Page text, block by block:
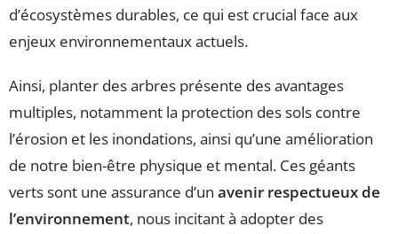
d’écosystèmes durables, ce qui est crucial face aux
enjeux environnementaux actuels.
Ainsi, planter des arbres présente des avantages
multiples, notamment la protection des sols contre
l’érosion et les inondations, ainsi qu’une amélioration
de notre bien-être physique et mental. Ces géants
verts sont une assurance d’un avenir respectueux de
l’environnement, nous incitant à adopter des